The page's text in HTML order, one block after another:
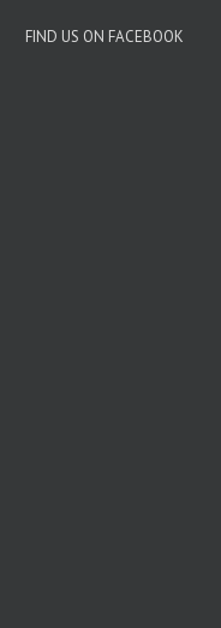
FIND US ON FACEBOOK